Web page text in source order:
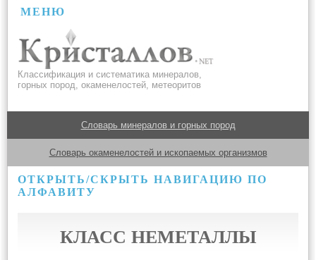
МЕНЮ
Классификация и систематика минералов,
горных пород, окаменелостей, метеоритов
Словарь минералов и горных пород
Словарь окаменелостей и ископаемых организмов
ОТКРЫТЬ/СКРЫТЬ НАВИГАЦИЮ ПО
АЛФАВИТУ
КЛАСС НЕМЕТАЛЛЫ